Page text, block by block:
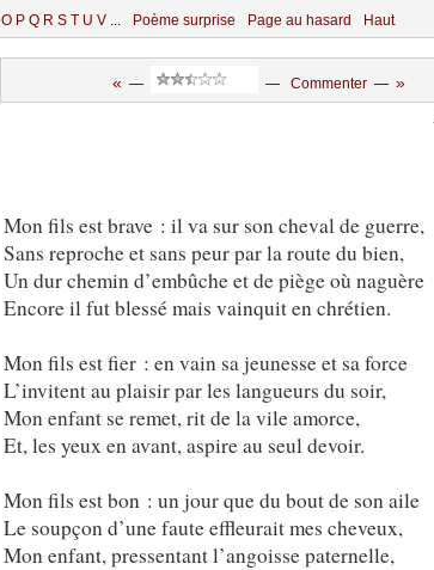
O P Q R S T U V ... Poème surprise Page au hasard Haut
« — — Commenter— »
Mon fils est brave : il va sur son cheval de guerre,
Sans reproche et sans peur par la route du bien,
Un dur chemin d’embûche et de piège où naguère
Encore il fut blessé mais vainquit en chrétien.
Mon fils est fier : en vain sa jeunesse et sa force
L’invitent au plaisir par les langueurs du soir,
Mon enfant se remet, rit de la vile amorce,
Et, les yeux en avant, aspire au seul devoir.
Mon fils est bon : un jour que du bout de son aile
Le soupçon d’une faute effleurait mes cheveux,
Mon enfant, pressentant l’angoisse paternelle,